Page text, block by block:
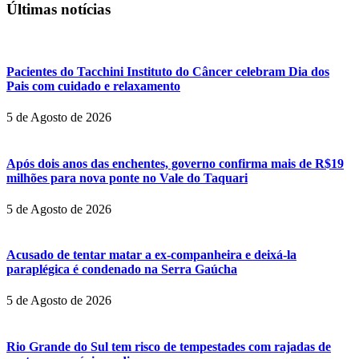
Últimas notícias
Pacientes do Tacchini Instituto do Câncer celebram Dia dos
Pais com cuidado e relaxamento
5 de Agosto de 2026
Após dois anos das enchentes, governo confirma mais de R$19
milhões para nova ponte no Vale do Taquari
5 de Agosto de 2026
Acusado de tentar matar a ex-companheira e deixá-la
paraplégica é condenado na Serra Gaúcha
5 de Agosto de 2026
Rio Grande do Sul tem risco de tempestades com rajadas de